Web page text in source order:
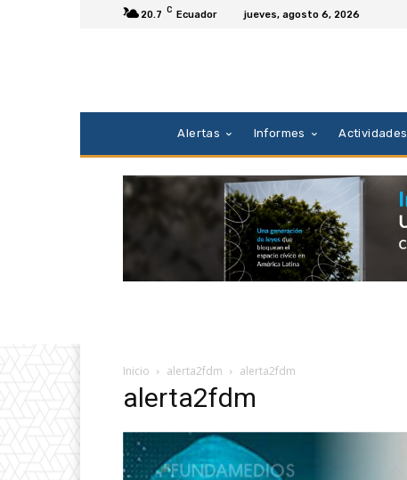
20.7 C Ecuador jueves, agosto 6, 2026
Alertas Informes Actividades
Inicio alerta2fdm alerta2fdm
alerta2fdm